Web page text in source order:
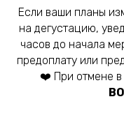
Если ваши планы
на дегустацию,
часов до начала
предоплату или
❤️ При отмене в